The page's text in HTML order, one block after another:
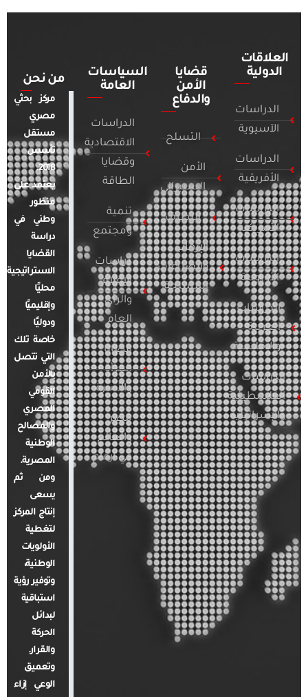
العلاقات
الدولية
الدراسات
الآسيوية
الدراسات
الأفريقية
الدراسات
الأمريكية
الدراسات
الأوروبية
الدراسات
العربية
والإقليمية
الدراسات
الفلسطينية
والإسرائيلية
قضايا
الأمن
والدفاع
التسلح
الأمن
السيبراني
التطرف
الإرهاب
والصراعات
المسلحة
السياسات
العامة
الدراسات
الاقتصادية
وقضايا
الطاقة
تنمية
ومجتمع
دراسات
الإعلام
والرأي
العام
قضايا
المرأة
والأسرة
مصر
والعالم
في أرقام
من نحن
مركز بحثي
مصري
مستقل
تأسس
2018.
يعتمد على
منظور
وطني في
دراسة
القضايا
الاستراتيجية
محليًا
وإقليميًا
ودوليًا
خاصة تلك
التي تتصل
بالأمن
القومي
المصري
والمصالح
الوطنية
المصرية.
ومن ثم
يسعى
إنتاج المركز
لتغطية
الأولويات
الوطنية،
وتوفير رؤية
استباقية
لبدائل
الحركة
والقرار.
وتعميق
الوعي إزاء